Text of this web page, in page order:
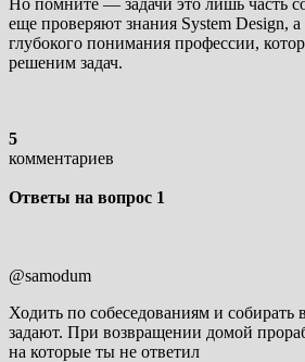
еще проверяют знания System Design, а
глубокого понимания профессии,
решеним задач.
5
комментариев
Ответы на вопрос 1
@samodum
Ходить по собеседованиям и собирать
задают. При возвращении домой
на которые ты не ответил